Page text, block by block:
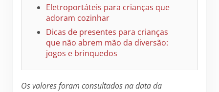
Eletroportáteis para crianças que
adoram cozinhar
Dicas de presentes para crianças
que não abrem mão da diversão:
jogos e brinquedos
Os valores foram consultados na data da